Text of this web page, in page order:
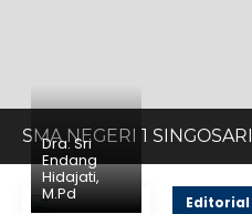
SMA NEGERI 1 SINGOSARI
Dra. Sri
Endang
Hidajati,
M.Pd Editorial